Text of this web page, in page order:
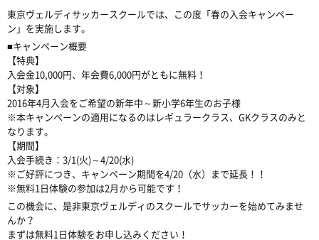
東京ヴェルディサッカースクールでは、この度「春の入会キャンペー
ン」を実施します。
■キャンペーン概要
【特典】
入会金10,000円、年会費6,000円がともに無料！
【対象】
2016年4月入会をご希望の新年中～新小学6年生のお子様
※本キャンペーンの適用になるのはレギュラークラス、GKクラスのみと
なります。
【期間】
入会手続き：3/1(火)～4/20(水)
※ご好評につき、キャンペーン期間を4/20（水）まで延長！！
※無料1日体験の参加は2月から可能です！
この機会に、是非東京ヴェルディのスクールでサッカーを始めてみませ
んか？
まずは無料1日体験をお申し込みください！